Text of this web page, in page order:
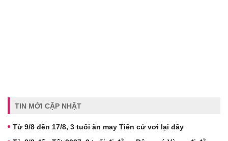
TIN MỚI CẬP NHẬT
Từ 9/8 đến 17/8, 3 tuổi ăn may Tiền cứ vơi lại đầy